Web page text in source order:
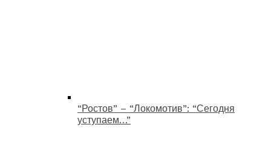
“Ростов” – “Локомотив”: “Сегодня
уступаем…”